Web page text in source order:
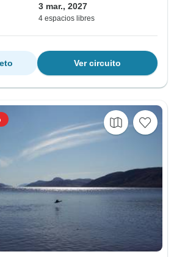
3 mar., 2027
4 espacios libres
Ver circuito